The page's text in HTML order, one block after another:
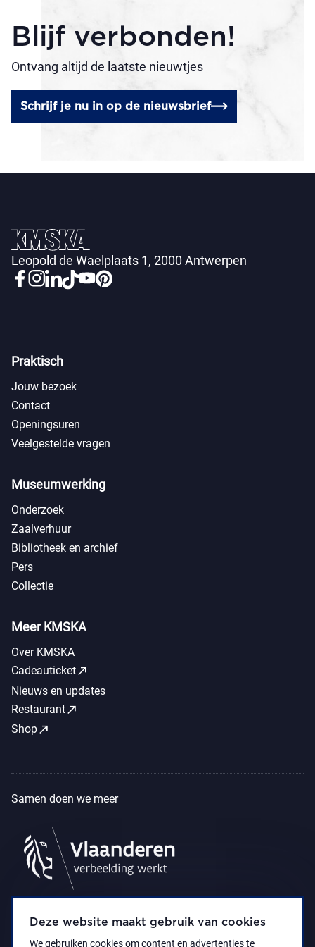
Deze website maakt gebruik van cookies
We gebruiken cookies om content en advertenties te
Blijf verbonden!
Ontvang altijd de laatste nieuwtjes
Schrijf je nu in op de nieuwsbrief
Leopold de Waelplaats 1, 2000 Antwerpen
Praktisch
Jouw bezoek
Contact
Openingsuren
Veelgestelde vragen
Museumwerking
Onderzoek
Zaalverhuur
Bibliotheek en archief
Pers
Collectie
Meer KMSKA
Over KMSKA
Cadeauticketcall_made
Nieuws en updates
Restaurantcall_made
Shopcall_made
Samen doen we meer